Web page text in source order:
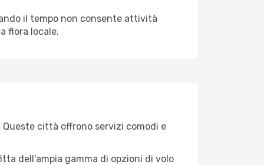
il tempo non consente attività
flora locale.
città offrono servizi comodi e
dell'ampia gamma di opzioni di volo